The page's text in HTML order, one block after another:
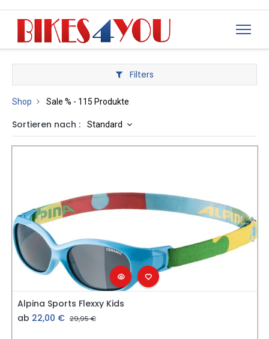
Filters
Shop Sale % - 115 Produkte
Sortieren nach : Standard
Alpina Sports Flexxy Kids
ab 22,00 € 29,95€